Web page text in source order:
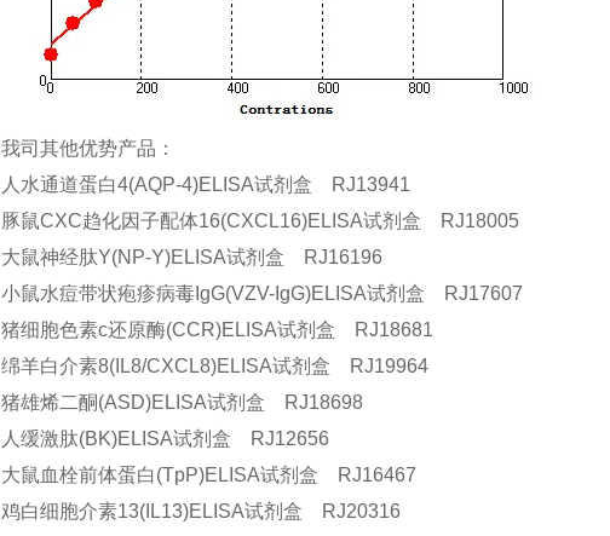
我司其他优势产品：
人水通道蛋白4(AQP-4)ELISA试剂盒 RJ13941
豚鼠CXC趋化因子配体16(CXCL16)ELISA试剂盒 RJ18005
大鼠神经肽Y(NP-Y)ELISA试剂盒 RJ16196
小鼠水痘带状疱疹病毒IgG(VZV-IgG)ELISA试剂盒 RJ17607
猪细胞色素c还原酶(CCR)ELISA试剂盒 RJ18681
绵羊白介素8(IL8/CXCL8)ELISA试剂盒 RJ19964
猪雄烯二酮(ASD)ELISA试剂盒 RJ18698
人缓激肽(BK)ELISA试剂盒 RJ12656
大鼠血栓前体蛋白(TpP)ELISA试剂盒 RJ16467
鸡白细胞介素13(IL13)ELISA试剂盒 RJ20316